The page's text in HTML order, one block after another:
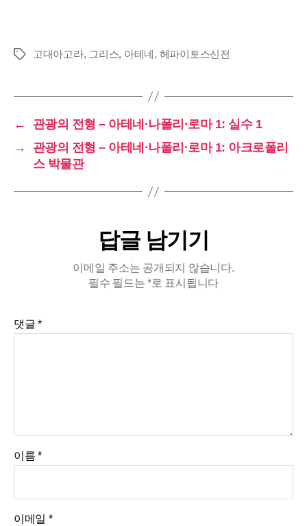
태
고대아고라, 그리스, 아테네, 헤파이토스신전
←
관광의 전형 – 아테네·나폴리·로마 1: 실수 1
→
관광의 전형 – 아테네·나폴리·로마 1: 아크로폴리
스 박물관
답글 남기기
이메일 주소는 공개되지 않습니다.
필수 필드는*로 표시됩니다
댓글*
이름*
이메일 *